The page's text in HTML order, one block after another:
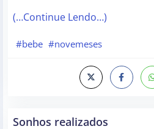
(…Continue Lendo…)
#bebe #novemeses
Sonhos realizados